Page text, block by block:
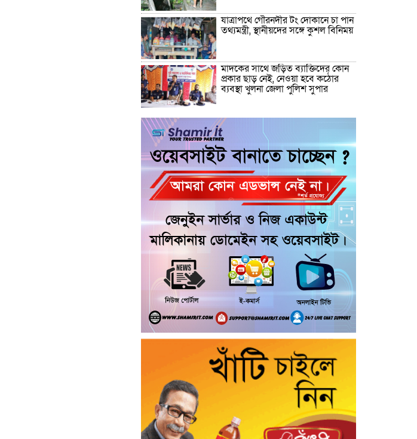
যাত্রাপথে গৌরনদীর টং দোকানে চা পান
তথ্যমন্ত্রী, স্থানীয়দের সঙ্গে কুশল বিনিময়
মাদকের সাথে জড়িত ব্যাক্তিদের কোন
প্রকার ছাড় নেই, নেওয়া হবে কঠোর
ব্যবস্থা খুলনা জেলা পুলিশ সুপার
“জুলাই কোন দল বা গোষ্টীর নয়, এটি
সমগ্র জাতির ” অ্যাডভোকেট জালাল
উদ্দিন এমপি
ধামরাইয়ে ট্রাক চাপায় মোটরসাইকেল
আরোহী পশু চিকিৎসক নিহত, আহত ৩
কয়রায় জুলাই ছাত্র গণঅভ্যুত্থানের ২য়
বার্ষিকী উপলক্ষে জামায়াতের দোয়া ও
গণমিছিল
জুলাই গণ-অভ্যুত্থান দিবসের অনুষ্ঠানে
গণঅধিকার পরিষদের নেতাকে হেনস্থার
অভিযোগ
গৌরনদীতে নিরাপদ অভিবাসন ও
দক্ষতা উন্নয়ন শীর্ষক সেমিনার অনুষ্ঠিত,
আশুলিয়ার বাইপাইল পাইকারি কাঁচা
বাজারে চেয়ারম্যান প্রার্থী ইসরাফিল
হোসেনের নির্বাচনী প্রচারণা
আশুলিয়ার কাঠগড়া নয়াপাড়ায় কথিত
মাদক ব্যবসার অভিযোগ, পুলিশের
হস্তক্ষেপ কামনা এলাকাবাসীর